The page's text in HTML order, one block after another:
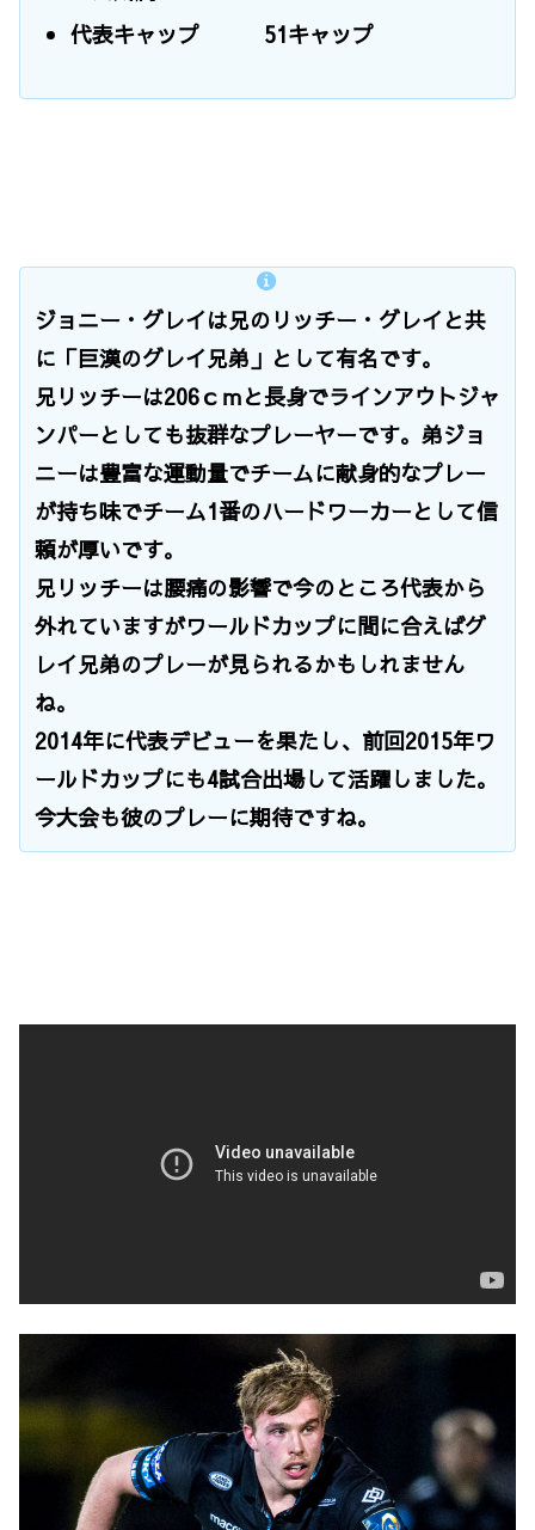
代表キャップ 51キャップ
ジョニー・グレイは兄のリッチー・グレイと共
に「巨漢のグレイ兄弟」として有名です。
兄リッチーは206ｃｍと長身でラインアウトジャ
ンパーとしても抜群なプレーヤーです。弟ジョ
ニーは豊富な運動量でチームに献身的なプレー
が持ち味でチーム1番のハードワーカーとして信
頼が厚いです。
兄リッチーは腰痛の影響で今のところ代表から
外れていますがワールドカップに間に合えばグ
レイ兄弟のプレーが見られるかもしれません
ね。
2014年に代表デビューを果たし、前回2015年ワ
ールドカップにも4試合出場して活躍しました。
今大会も彼のプレーに期待ですね。